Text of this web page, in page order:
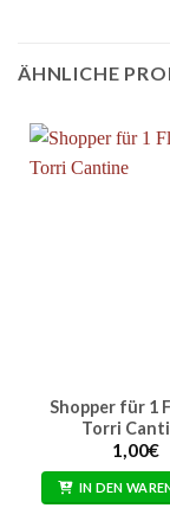
ÄHNLICHE
Shopper für 1
Torri
1,00€
IN DEN